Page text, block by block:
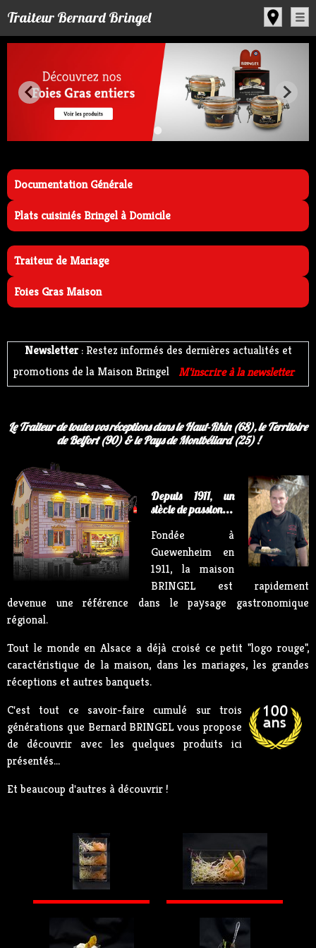
Traiteur Bernard Bringel
Documentation Générale
Plats cuisiniés Bringel à Domicile
Traiteur de Mariage
Foies Gras Maison
Newsletter: Restez informés des dernières actualités et
promotions de la Maison Bringel
M'inscrire à la newsletter
Le Traiteur de toutes vos réceptions dans le Haut-Rhin (68), le Territoire
de Belfort (90) & le Pays de Montbéliard (25) !
Depuis 1911, un
siècle de passion...
Fondée à
Guewenheim en
1911, la maison
BRINGEL est rapidement
devenue une référence dans le paysage gastronomique
régional.
Tout le monde en Alsace a déjà croisé ce petit "logo rouge",
caractéristique de la maison, dans les mariages, les grandes
réceptions et autres banquets.
C'est tout ce savoir-faire cumulé sur trois
générations que Bernard BRINGEL vous propose
de découvrir avec les quelques produits ici
présentés...
Et beaucoup d'autres à découvrir !